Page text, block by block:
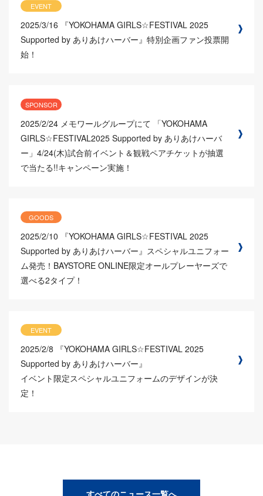
EVENT
2025/3/16
『YOKOHAMA GIRLS☆FESTIVAL 2025
Supported by ありあけハーバー』特別企画ファン投票開
始！
SPONSOR
2025/2/24 メモワールグループにて 「YOKOHAMA
GIRLS☆FESTIVAL2025 Supported by ありあけハーバ
ー」4/24(木)試合前イベント＆観戦ペアチケットが抽選
で当たる!!キャンペーン実施！
GOODS
2025/2/10
『YOKOHAMA GIRLS☆FESTIVAL 2025
Supported by ありあけハーバー』スペシャルユニフォー
ム発売！BAYSTORE ONLINE限定オールプレーヤーズで
選べる2タイプ！
EVENT
2025/2/8
『YOKOHAMA GIRLS☆FESTIVAL 2025
Supported by ありあけハーバー』
イベント限定スペシャルユニフォームのデザインが決
定！